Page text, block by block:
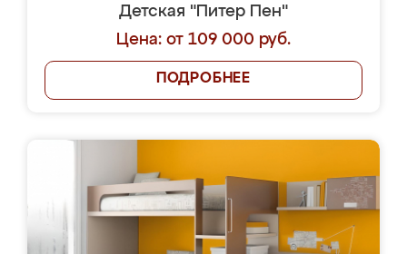
Детская "Питер Пен"
Цена: от 109 000 руб.
ПОДРОБНЕЕ